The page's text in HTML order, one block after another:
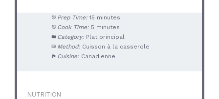
Prep Time: 15 minutes
Cook Time: 5 minutes
Category: Plat principal
Method: Cuisson à la casserole
Cuisine: Canadienne
NUTRITION